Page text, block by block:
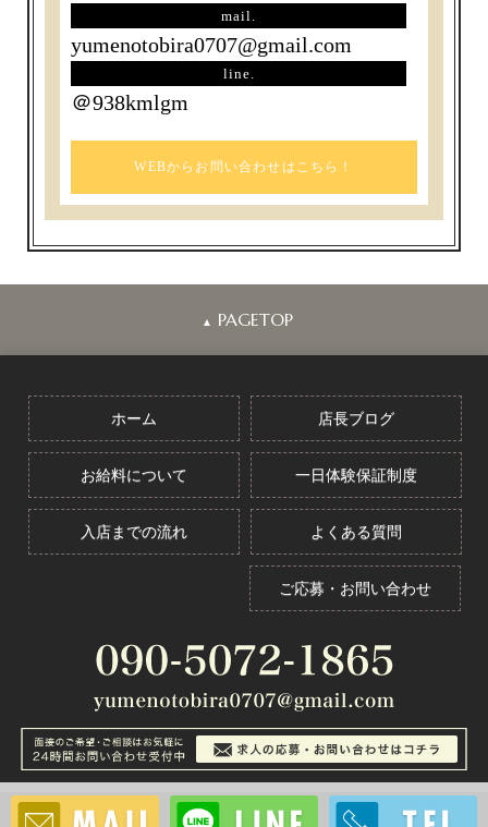
mail.
yumenotobira0707@gmail.com
line.
＠938kmlgm
WEBからお問い合わせはこちら！
▲ PAGETOP
ホーム 店長ブログ
お給料について 一日体験保証制度
入店までの流れ よくある質問
ご応募・お問い合わせ
夢の扉公式サイト